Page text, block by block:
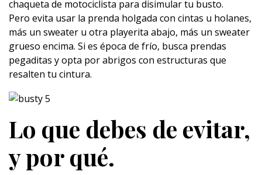
chaqueta de motociclista para disimular tu busto.
Pero evita usar la prenda holgada con cintas u holanes,
más un sweater u otra playerita abajo, más un sweater
grueso encima. Si es época de frío, busca prendas
pegaditas y opta por abrigos con estructuras que
resalten tu cintura.
Lo que debes de evitar,
y por qué.